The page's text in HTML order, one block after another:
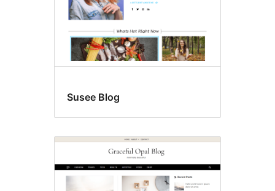
Susee Blog